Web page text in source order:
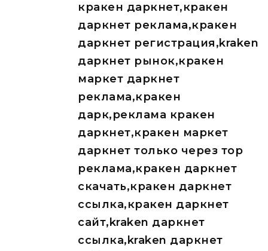
кракен даркнет,кракен
даркнет реклама,кракен
даркнет регистрация,kraken
даркнет рынок,кракен
маркет даркнет
реклама,кракен
дарк,реклама кракен
даркнет,кракен маркет
даркнет только через тор
реклама,кракен даркнет
скачать,кракен даркнет
ссылка,кракен даркнет
сайт,kraken даркнет
ссылка,kraken даркнет